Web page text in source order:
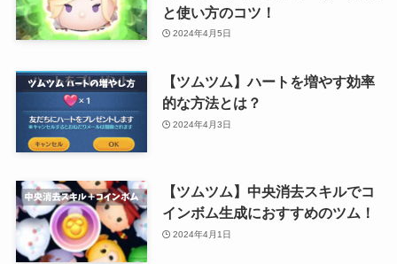
と使い方のコツ！
2024年4月5日
【ツムツム】ハートを増やす効率
的な方法とは？
2024年4月3日
【ツムツム】中央消去スキルでコ
インボム生成におすすめのツム！
2024年4月1日